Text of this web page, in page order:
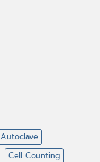
Autoclave
Cell Counting